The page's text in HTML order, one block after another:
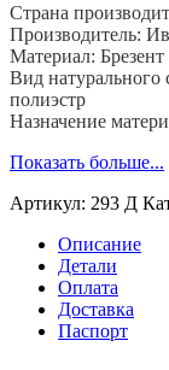
90,
пл.
480,
хб
40%,
пэ
джут
20%
Страна
Производитель:
Материал: Брезент
Вид натурального
полиэстр
Назначение
Показать больше...
Артикул: 293 Д
Описание
Детали
Оплата
Доставка
Паспорт